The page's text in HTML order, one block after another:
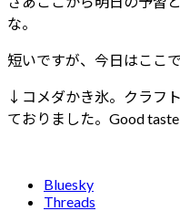
な。
短いですが、今日はここ
↓コメダかき氷。クラフ
ておりました。Good taste
Bluesky
Threads